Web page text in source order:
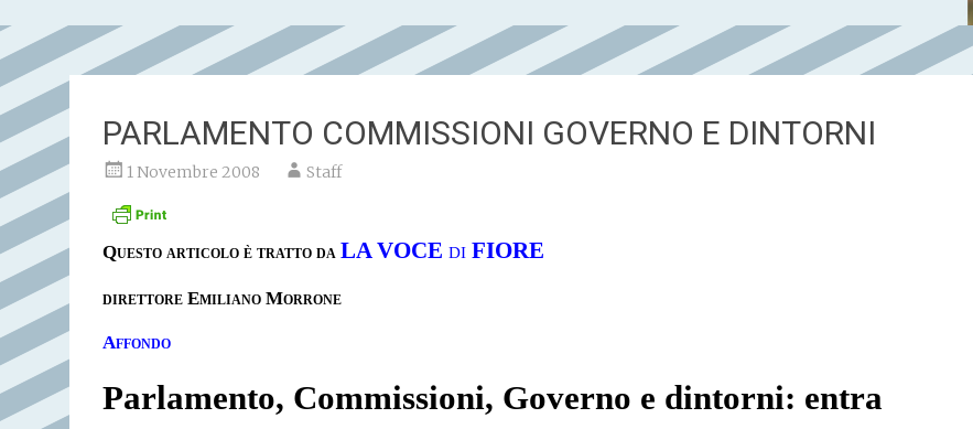
PARLAMENTO COMMISSIONI GOVERNO E DINTORNI
1 Novembre 2008 Staff
Questo articolo è tratto da LA VOCE di FIORE
direttore Emiliano Morrone
Affondo
Parlamento, Commissioni, Governo e dintorni: entra